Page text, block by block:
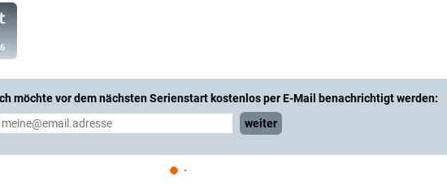
möchte vor dem nächsten Serienstart kostenlos per E-Mail benachrichtigt werden:
weiter